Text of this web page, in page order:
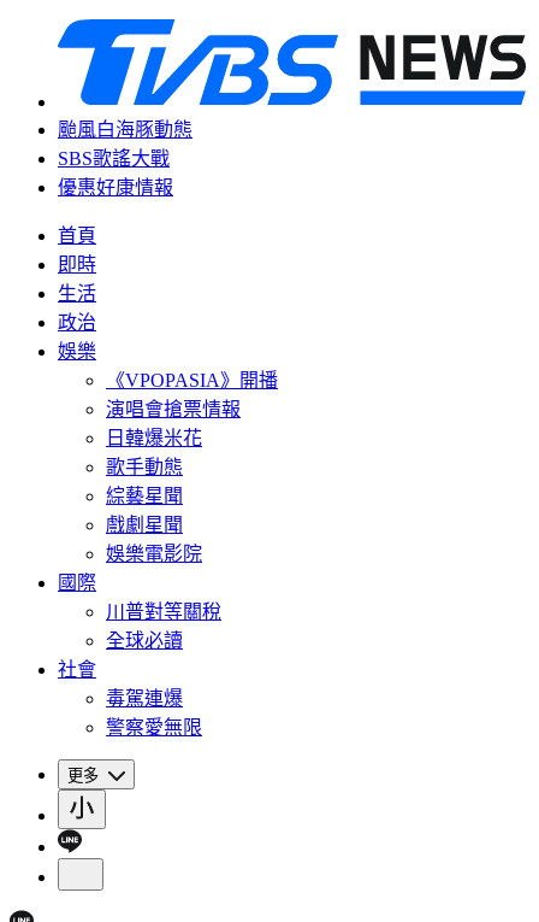
颱風白海豚動態
SBS歌謠大戰
優惠好康情報
首頁
即時
生活
政治
娛樂
《VPOPASIA》開播
演唱會搶票情報
日韓爆米花
歌手動態
綜藝星聞
戲劇星聞
娛樂電影院
國際
川普對等關稅
全球必讀
社會
毒駕連爆
警察愛無限
更多